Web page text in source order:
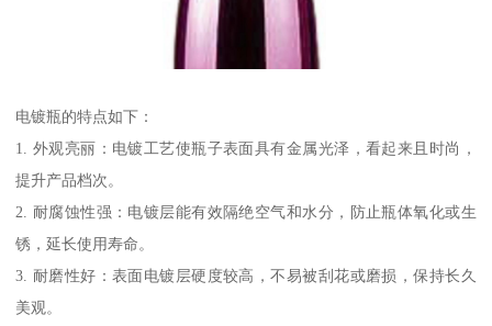
电镀瓶的特点如下：
1. 外观亮丽：电镀工艺使瓶子表面具有金属光泽，看起来且时尚，
提升产品档次。
2. 耐腐蚀性强：电镀层能有效隔绝空气和水分，防止瓶体氧化或生
锈，延长使用寿命。
3. 耐磨性好：表面电镀层硬度较高，不易被刮花或磨损，保持长久
美观。